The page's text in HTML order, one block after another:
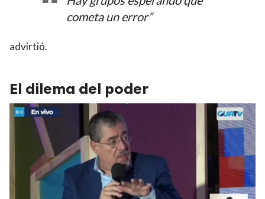
cometa un error”
advirtió.
El dilema del poder